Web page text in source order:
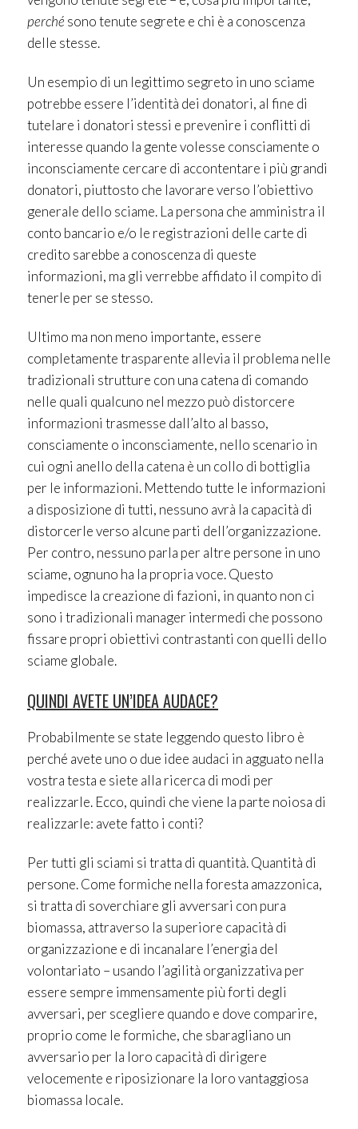
perché sono tenute segrete e chi è a conoscenza
delle stesse.
Un esempio di un legittimo segreto in uno sciame
potrebbe essere l’identità dei donatori, al fine di
tutelare i donatori stessi e prevenire i conflitti di
interesse quando la gente volesse consciamente o
inconsciamente cercare di accontentare i più grandi
donatori, piuttosto che lavorare verso l’obiettivo
generale dello sciame. La persona che amministra il
conto bancario e/o le registrazioni delle carte di
credito sarebbe a conoscenza di queste
informazioni, ma gli verrebbe affidato il compito di
tenerle per se stesso.
Ultimo ma non meno importante, essere
completamente trasparente allevia il problema nelle
tradizionali strutture con una catena di comando
nelle quali qualcuno nel mezzo può distorcere
informazioni trasmesse dall’alto al basso,
consciamente o inconsciamente, nello scenario in
cui ogni anello della catena è un collo di bottiglia
per le informazioni. Mettendo tutte le informazioni
a disposizione di tutti, nessuno avrà la capacità di
distorcerle verso alcune parti dell’organizzazione.
Per contro, nessuno parla per altre persone in uno
sciame, ognuno ha la propria voce. Questo
impedisce la creazione di fazioni, in quanto non ci
sono i tradizionali manager intermedi che possono
fissare propri obiettivi contrastanti con quelli dello
sciame globale.
QUINDI AVETE UN’IDEA AUDACE?
Probabilmente se state leggendo questo libro è
perché avete uno o due idee audaci in agguato nella
vostra testa e siete alla ricerca di modi per
realizzarle. Ecco, quindi che viene la parte noiosa di
realizzarle: avete fatto i conti?
Per tutti gli sciami si tratta di quantità. Quantità di
persone. Come formiche nella foresta amazzonica,
si tratta di soverchiare gli avversari con pura
biomassa, attraverso la superiore capacità di
organizzazione e di incanalare l’energia del
volontariato – usando l’agilità organizzativa per
essere sempre immensamente più forti degli
avversari, per scegliere quando e dove comparire,
proprio come le formiche, che sbaragliano un
avversario per la loro capacità di dirigere
velocemente e riposizionare la loro vantaggiosa
biomassa locale.